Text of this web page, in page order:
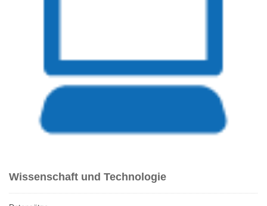
Wissenschaft und Technologie